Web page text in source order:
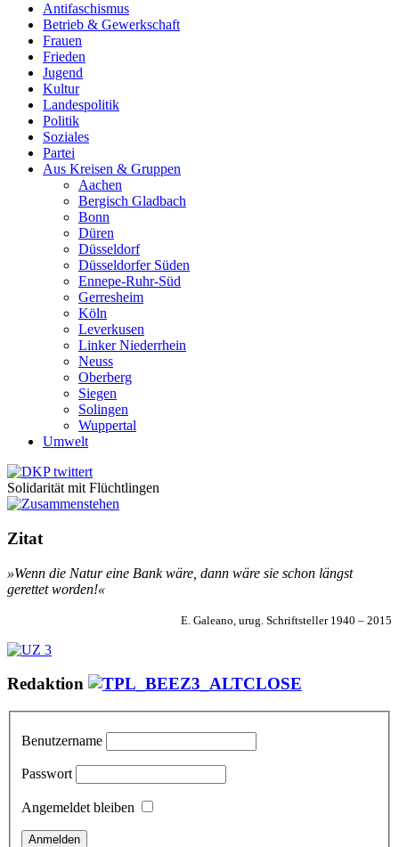
Antifaschismus
Betrieb & Gewerkschaft
Frauen
Frieden
Jugend
Kultur
Landespolitik
Politik
Soziales
Partei
Aus Kreisen & Gruppen
Aachen
Bergisch Gladbach
Bonn
Düren
Düsseldorf
Düsseldorfer Süden
Ennepe-Ruhr-Süd
Gerresheim
Köln
Leverkusen
Linker Niederrhein
Neuss
Oberberg
Siegen
Solingen
Wuppertal
Umwelt
Solidarität mit Flüchtlingen
Zitat
»Wenn die Natur eine Bank wäre, dann wäre sie schon längst
gerettet worden!«
E. Galeano, urug. Schriftsteller 1940 – 2015
Redaktion
Benutzername
Passwort
Angemeldet bleiben